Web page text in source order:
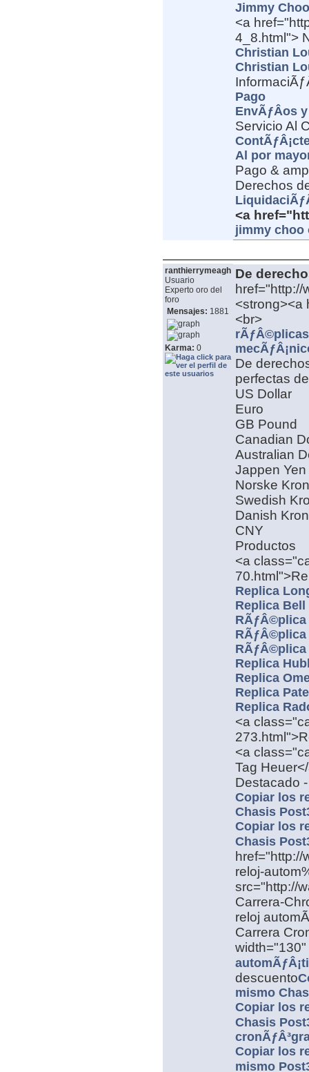
Jimmy
<a
4_8.html">
Christian
Christian
Pago
EnvÃƒÂ­os
Servicio Al
Al por
Pago &
Derechos
<a
jimmy choo
ranthierrymeagh
Usuario
Experto oro del
foro
Mensajes: 1881
Karma: 0
De
<strong><a
<br>
De
perfectas
US Dollar
Euro
GB Pound
Canadian
Australian
Jappen Yen
Norske
Swedish
Danish
CNY
Productos
<a
Replica
Replica Bell
RÃƒÂ©plica
Replica
Replica
Replica
Replica
<a
<a
Tag
Destacado
Copiar los
Chasis
Copiar los
Chasis
reloj-
src="http://
Carrera-
reloj
Carrera
descuento
mismo
Copiar los
Chasis
Copiar los
mismo